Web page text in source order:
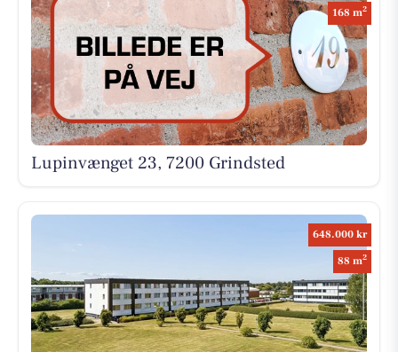
168 m2
Lupinvænget 23, 7200 Grindsted
648.000 kr
88 m2